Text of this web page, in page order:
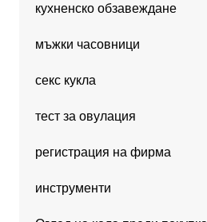
кухненско обзавеждане
мъжки часовници
секс кукла
тест за овулация
регистрация на фирма
инструменти